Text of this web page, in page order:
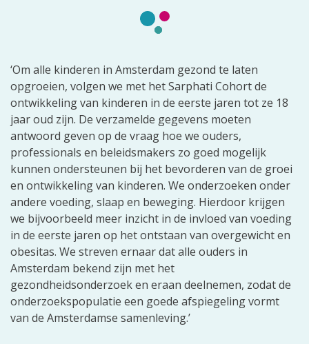
‘Om alle kinderen in Amsterdam gezond te laten
opgroeien, volgen we met het Sarphati Cohort de
ontwikkeling van kinderen in de eerste jaren tot ze 18
jaar oud zijn. De verzamelde gegevens moeten
antwoord geven op de vraag hoe we ouders,
professionals en beleidsmakers zo goed mogelijk
kunnen ondersteunen bij het bevorderen van de groei
en ontwikkeling van kinderen. We onderzoeken onder
andere voeding, slaap en beweging. Hierdoor krijgen
we bijvoorbeeld meer inzicht in de invloed van voeding
in de eerste jaren op het ontstaan van overgewicht en
obesitas. We streven ernaar dat alle ouders in
Amsterdam bekend zijn met het
gezondheidsonderzoek en eraan deelnemen, zodat de
onderzoekspopulatie een goede afspiegeling vormt
van de Amsterdamse samenleving.’